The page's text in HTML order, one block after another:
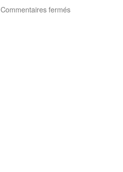
Commentaires ferméssur